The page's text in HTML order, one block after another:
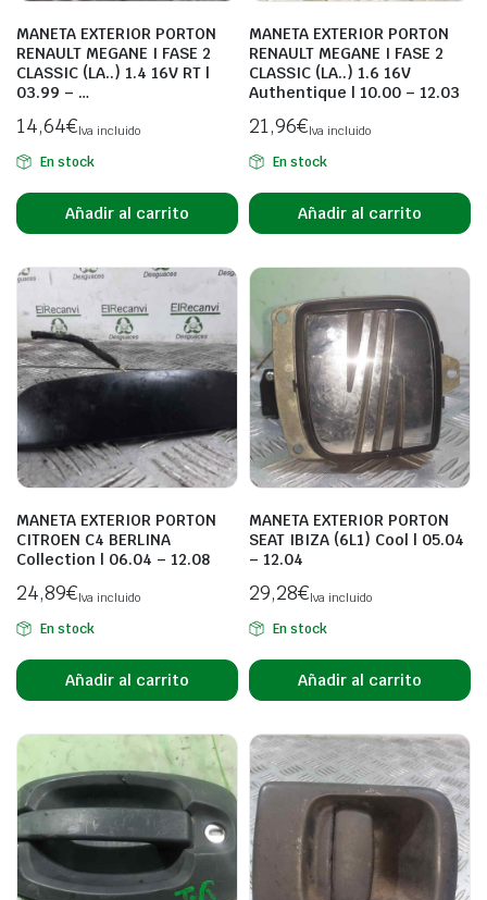
MANETA EXTERIOR PORTON
RENAULT MEGANE I FASE 2
CLASSIC (LA..) 1.4 16V RT |
03.99 – …
14,64€Iva incluido
En stock
Añadir al carrito
MANETA EXTERIOR PORTON
RENAULT MEGANE I FASE 2
CLASSIC (LA..) 1.6 16V
Authentique | 10.00 – 12.03
21,96€Iva incluido
En stock
Añadir al carrito
MANETA EXTERIOR PORTON
CITROEN C4 BERLINA
Collection | 06.04 – 12.08
24,89€Iva incluido
En stock
Añadir al carrito
MANETA EXTERIOR PORTON
SEAT IBIZA (6L1) Cool | 05.04
– 12.04
29,28€Iva incluido
En stock
Añadir al carrito